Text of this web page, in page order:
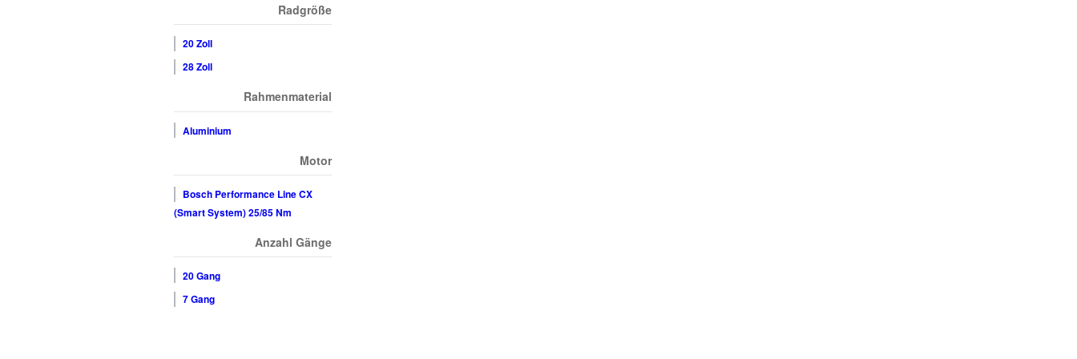
Radgröße
20 Zoll
28 Zoll
Rahmenmaterial
Aluminium
Motor
Bosch Performance Line CX
(Smart System) 25/85 Nm
Anzahl Gänge
20 Gang
7 Gang